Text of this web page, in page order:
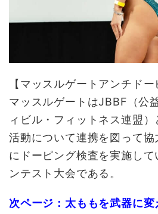
【マッスルゲートアンチドー
マッスルゲートはJBBF（公
ィビル・フィットネス連盟
活動について連携を図って協
にドーピング検査を実施し
ンテスト大会である。
次ページ：太ももを武器に